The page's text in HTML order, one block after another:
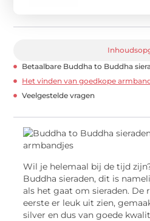
Betaalbare Buddha to Buddha
Het vinden van goedkope
Veelgestelde vragen
Wil je helemaal bij de tijd
Buddha sieraden, dit is
als het gaat om sieraden. De
eerste er leuk uit zien,
silver en dus van goede